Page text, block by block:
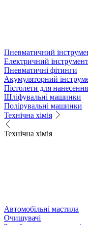
Пневматичний
Електричний інструмент
Пневматичні фітинги
Акумуляторний
Пістолети для
Шліфувальні машинки
Полірувальні машинки
Технічна хімія
Технічна хімія
Автомобільні мастила
Очищувачі